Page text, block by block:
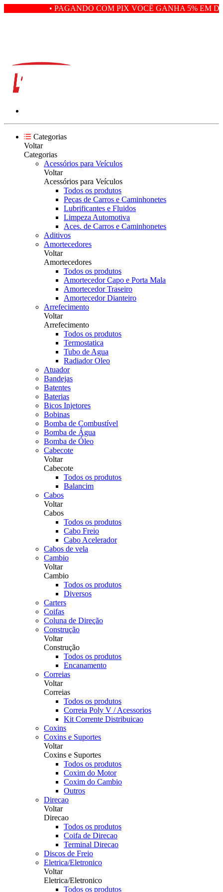
• PAGANDO COM PIX VOCÊ GANHA 5% EM
Categorias
Voltar
Categorias
Acessórios para Veículos
Voltar
Acessórios para Veículos
Todos os produtos
Peças de Carros e Caminhonetes
Lubrificantes e Fluidos
Limpeza Automotiva
Aces. de Carros e Caminhonetes
Aditivos
Amortecedores
Voltar
Amortecedores
Todos os produtos
Amortecedor Capo e Porta Mala
Amortecedor Traseiro
Amortecedor Dianteiro
Arrefecimento
Voltar
Arrefecimento
Todos os produtos
Termostatica
Tubo de Agua
Radiador Oleo
Atuador
Bandejas
Batentes
Baterias
Bicos Injetores
Bobinas
Bomba de Combustível
Bomba de Água
Bomba de Óleo
Cabecote
Voltar
Cabecote
Todos os produtos
Balancim
Cabos
Voltar
Cabos
Todos os produtos
Cabo Freio
Cabo Acelerador
Cabos de vela
Cambio
Voltar
Cambio
Todos os produtos
Diversos
Carters
Coifas
Coluna de Direção
Construção
Voltar
Construção
Todos os produtos
Encanamento
Correias
Voltar
Correias
Todos os produtos
Correia Poly V / Acessorios
Kit Corrente Distribuicao
Coxins
Coxins e Suportes
Voltar
Coxins e Suportes
Todos os produtos
Coxim do Motor
Coxim do Cambio
Outros
Direcao
Voltar
Direcao
Todos os produtos
Coifa de Direcao
Terminal Direcao
Discos de Freio
Eletrica/Eletronico
Voltar
Eletrica/Eletronico
Todos os produtos